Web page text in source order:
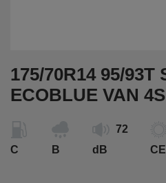
175/70R14 95/93T
ECOBLUE VAN 4S
C B
72
dB